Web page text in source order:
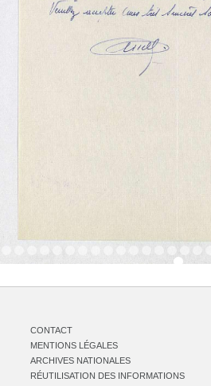
CONTACT
MENTIONS LÉGALES
ARCHIVES NATIONALES
RÉUTILISATION DES INFORMATIONS